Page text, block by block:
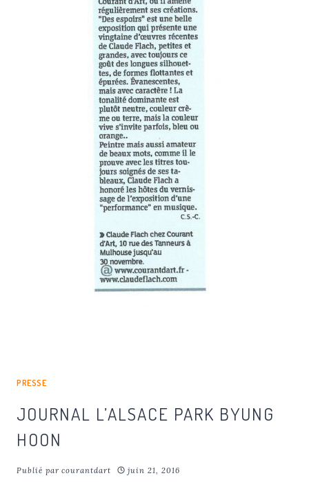
PRESSE
JOURNAL L’ALSACE PARK BYUNG
HOON
Publié par courantdart juin 21, 2016